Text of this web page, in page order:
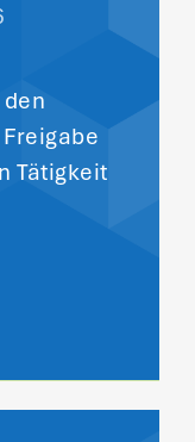
Tätigkeit